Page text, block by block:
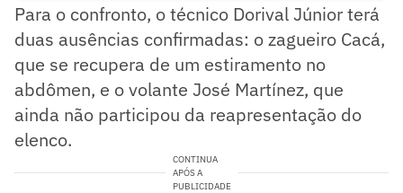
Para o confronto, o técnico Dorival Júnior terá
duas ausências confirmadas: o zagueiro Cacá,
que se recupera de um estiramento no
abdômen, e o volante José Martínez, que
ainda não participou da reapresentação do
elenco.
CONTINUA
APÓS A
PUBLICIDADE